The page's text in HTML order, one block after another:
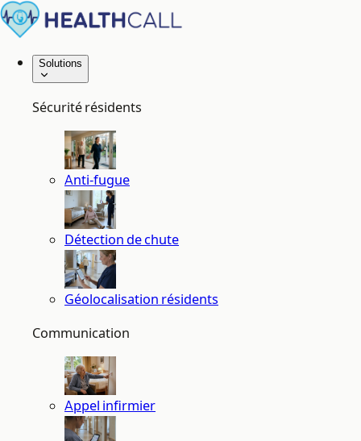
Solutions
Sécurité résidents
Anti-fugue
Détection de chute
Géolocalisation résidents
Communication
Appel infirmier